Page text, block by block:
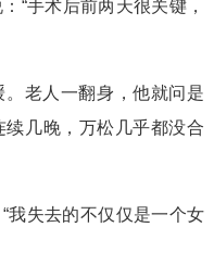
“手术后前两天很关键，
老人一翻身，他就问是
几晚，万松几乎都没合
我失去的不仅仅是一个女